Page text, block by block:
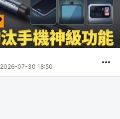
2026-07-30 18:50